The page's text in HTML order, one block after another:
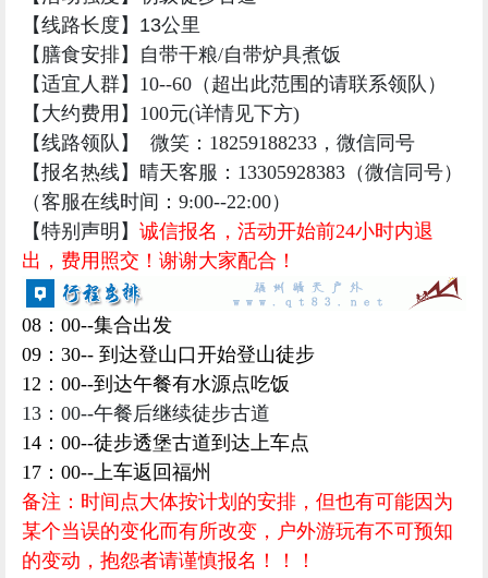
【线路长度】13公里
【膳食安排】自带干粮/自带炉具煮饭
【适宜人群】10--60 （超出此范围的请联系领队）
【大约费用】100元(详情见下方)
【线路领队 】 微笑：18259188233，微信同号
【报名热线】晴天客服：13305928383（微信同号）
（客服在线时间：9:00--22:00）
【特别声明】 诚信报名，活动开始前24小时内退
出，费用照交！谢谢大家配合！
08：00--集合出发
09：30-- 到达登山口开始登山徒步
12：00--到达午餐有水源点吃饭
13：00--午餐后继续徒步古道
14：00--徒步透堡古道到达上车点
17：00--上车返回福州
备注：时间点大体按计划的安排，但也有可能因为
某个当误的变化而有所改变，户外游玩有不可预知
的变动，抱怨者请谨慎报名！！！